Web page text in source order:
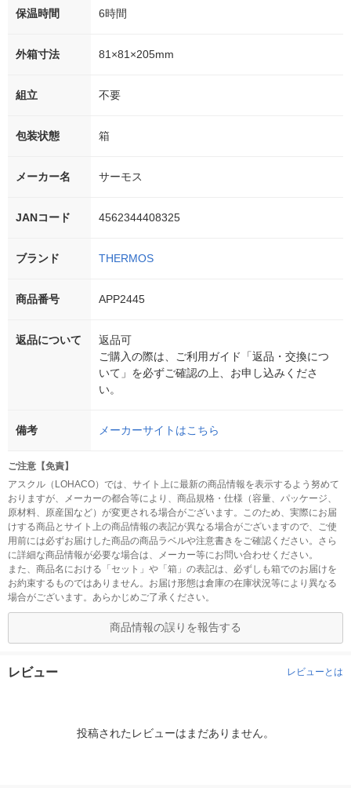
保温時間 6時間
外箱寸法 81×81×205mm
組立 不要
包装状態 箱
メーカー名 サーモス
JANコード 4562344408325
ブランド THERMOS
商品番号 APP2445
返品について
返品可
ご購入の際は、ご利用ガイド「返品・交換につ
いて」を必ずご確認の上、お申し込みくださ
い。
備考 メーカーサイトはこちら
ご注意【免責】
アスクル（LOHACO）では、サイト上に最新の商品情報を表示するよう努めて
おりますが、メーカーの都合等により、商品規格・仕様（容量、パッケージ、
原材料、原産国など）が変更される場合がございます。このため、実際にお届
けする商品とサイト上の商品情報の表記が異なる場合がございますので、ご使
用前には必ずお届けした商品の商品ラベルや注意書きをご確認ください。さら
に詳細な商品情報が必要な場合は、メーカー等にお問い合わせください。
また、商品名における「セット」や「箱」の表記は、必ずしも箱でのお届けを
お約束するものではありません。お届け形態は倉庫の在庫状況等により異なる
場合がございます。あらかじめご了承ください。
商品情報の誤りを報告する
レビュー レビューとは
投稿されたレビューはまだありません。